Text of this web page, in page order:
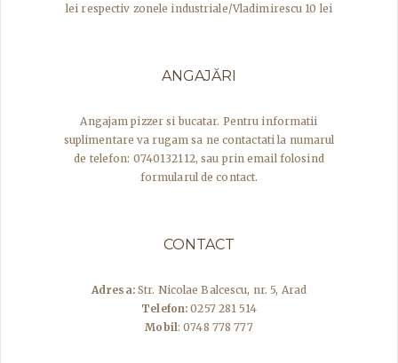
lei respectiv zonele industriale/Vladimirescu 10 lei
ANGAJĂRI
Angajam pizzer si bucatar. Pentru informatii
suplimentare va rugam sa ne contactati la numarul
de telefon: 0740132112, sau prin email folosind
formularul de contact.
CONTACT
Adresa:Str. Nicolae Balcescu, nr. 5, Arad
Telefon: 0257 281 514
Mobil: 0748 778 777